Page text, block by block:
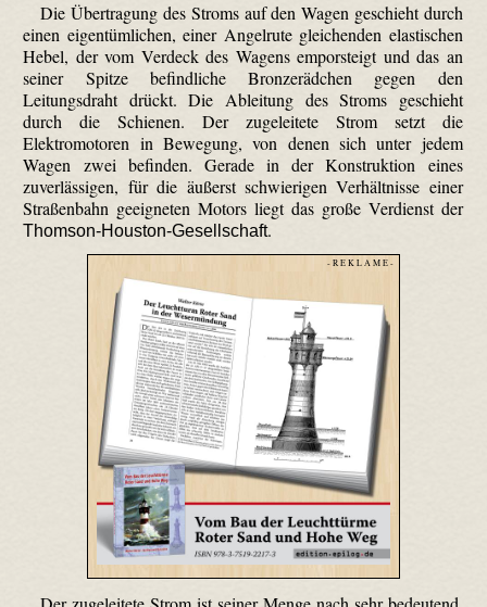
Die Übertragung des Stroms auf den Wagen geschieht durch
einen eigentümlichen, einer Angelrute gleichenden elastischen
Hebel, der vom Verdeck des Wagens emporsteigt und das an
seiner Spitze befindliche Bronzerädchen gegen den
Leitungsdraht drückt. Die Ableitung des Stroms geschieht
durch die Schienen. Der zugeleitete Strom setzt die
Elektromotoren in Bewegung, von denen sich unter jedem
Wagen zwei befinden. Gerade in der Konstruktion eines
zuverlässigen, für die äußerst schwierigen Verhältnisse einer
Straßenbahn geeigneten Motors liegt das große Verdienst der
Thomson-Houston-Gesellschaft.
- R E K L A M E -